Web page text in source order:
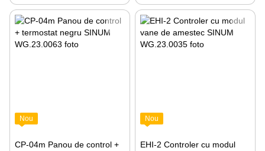
Nou
CP-04m Panou de control +
Nou
EHI-2 Controler cu modul